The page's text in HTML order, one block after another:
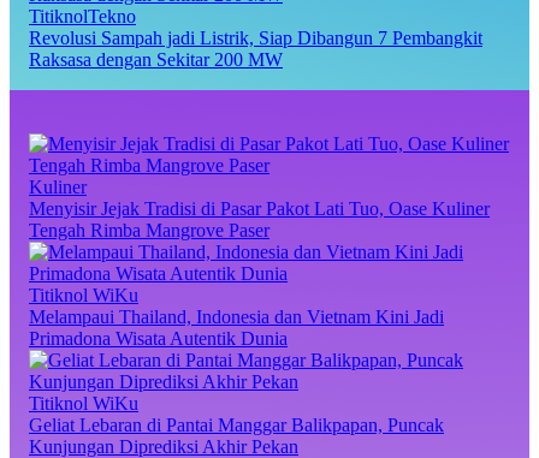
TitiknolTekno
Revolusi Sampah jadi Listrik, Siap Dibangun 7 Pembangkit
Raksasa dengan Sekitar 200 MW
Kuliner
Menyisir Jejak Tradisi di Pasar Pakot Lati Tuo, Oase Kuliner
Tengah Rimba Mangrove Paser
Titiknol WiKu
Melampaui Thailand, Indonesia dan Vietnam Kini Jadi
Primadona Wisata Autentik Dunia
Titiknol WiKu
Geliat Lebaran di Pantai Manggar Balikpapan, Puncak
Kunjungan Diprediksi Akhir Pekan